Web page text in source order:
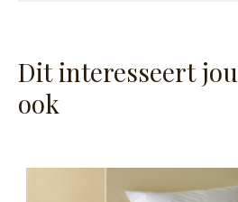
Dit interesseert
ook